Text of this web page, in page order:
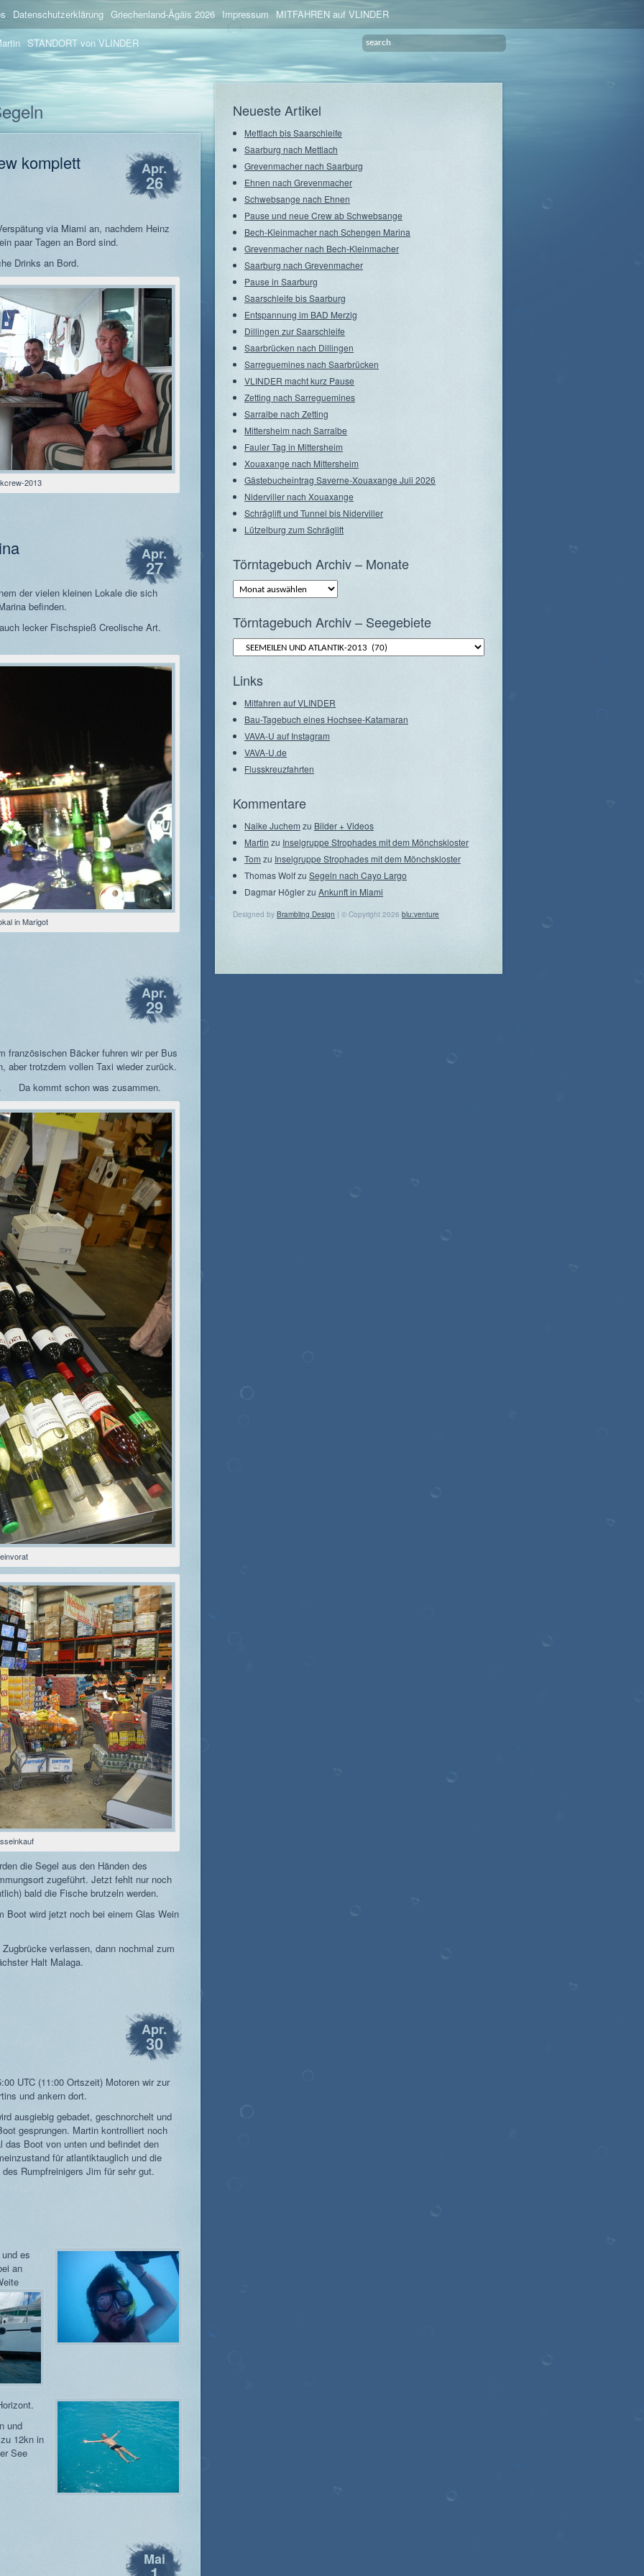
Datenschutzerklärung Griechenland-Ägäis 2026 Impressum MITFAHREN auf VLINDER
STANDORT von VLINDER
komplett Apr.
26
via Miami an, nachdem Heinz
paar Tagen an Bord sind.
Drinks an Bord.
2013
Apr.
27
der vielen kleinen Lokale die sich
befinden.
lecker Fischspieß Creolische Art.
in Marigot
Apr.
29
französischen Bäcker fuhren wir per Bus
aber trotzdem vollen Taxi wieder zurück.
Da kommt schon was zusammen.
die Segel aus den Händen des
zugeführt. Jetzt fehlt nur noch
bald die Fische brutzeln werden.
Boot wird jetzt noch bei einem Glas Wein
verlassen, dann nochmal zum
Halt Malaga.
Apr.
30
UTC (11:00 Ortszeit) Motoren wir zur
und ankern dort.
ausgiebig gebadet, geschnorchelt und
gesprungen. Martin kontrolliert noch
das Boot von unten und befindet den
für atlantiktauglich und die
Rumpfreinigers Jim für sehr gut.
es
an
und
12kn in
See
Mai
Neueste Artikel
Mettlach bis Saarschleife
Saarburg nach Mettlach
Grevenmacher nach Saarburg
Ehnen nach Grevenmacher
Schwebsange nach Ehnen
Pause und neue Crew ab Schwebsange
Bech-Kleinmacher nach Schengen Marina
Grevenmacher nach Bech-Kleinmacher
Saarburg nach Grevenmacher
Pause in Saarburg
Saarschleife bis Saarburg
Entspannung im BAD Merzig
Dillingen zur Saarschleife
Saarbrücken nach Dillingen
Sarreguemines nach Saarbrücken
VLINDER macht kurz Pause
Zetting nach Sarreguemines
Sarralbe nach Zetting
Mittersheim nach Sarralbe
Fauler Tag in Mittersheim
Xouaxange nach Mittersheim
Gästebucheintrag Saverne-Xouaxange Juli 2026
Niderviller nach Xouaxange
Schräglift und Tunnel bis Niderviller
Lützelburg zum Schräglift
Törntagebuch Archiv – Monate
Törntagebuch
Archiv
–
Törntagebuch Archiv – Seegebiete
Törntagebuch
Archiv
–
Links
Mitfahren auf VLINDER
Bau-Tagebuch eines Hochsee-Katamaran
VAVA-U auf Instagram
VAVA-U.de
Flusskreuzfahrten
Kommentare
Naike Juchemzu Bilder + Videos
Martin zu Inselgruppe Strophades mit dem Mönchskloster
Tomzu Inselgruppe Strophades mit dem Mönchskloster
Thomas Wolfzu Segeln nach Cayo Largo
Dagmar Höglerzu Ankunft in Miami
Designed by Brambling Design | © Copyright 2026 blu:venture